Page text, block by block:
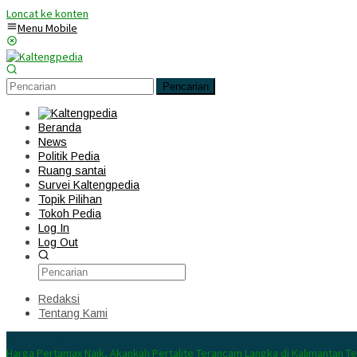
Loncat ke konten
Menu Mobile
Pencarian
Beranda
News
Politik Pedia
Ruang santai
Survei Kaltengpedia
Topik Pilihan
Tokoh Pedia
Log In
Log Out
Redaksi
Tentang Kami
Harga Pertamax Naik, Akankah Pertalite Terancam Langka di Kalimantan